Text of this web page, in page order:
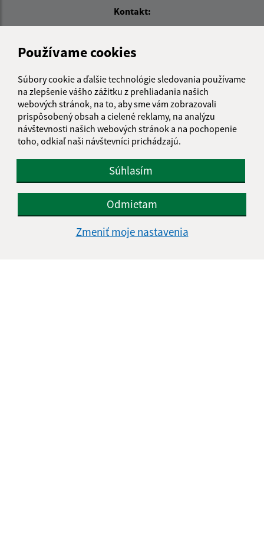
Používame cookies
Súbory cookie a ďalšie technológie sledovania používame
na zlepšenie vášho zážitku z prehliadania našich
webových stránok, na to, aby sme vám zobrazovali
prispôsobený obsah a cielené reklamy, na analýzu
návštevnosti našich webových stránok a na pochopenie
toho, odkiaľ naši návštevníci prichádzajú.
Súhlasím
Odmietam
Zmeniť moje nastavenia
Kontakt:
Štefanovce 14
podatelna@stefanovce.sk
+421 51 779 51 34
IČO: 00327841